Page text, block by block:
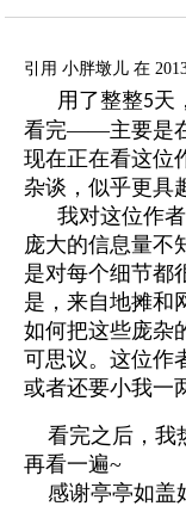
引用 小胖墩儿 在
用了整整5天
看完——主要是
现在正在看这位
杂谈，似乎更具
我对这位作
庞大的信息量不
是对每个细节都
是，来自地摊和
如何把这些庞杂
可思议。这位作
或者还要小我一
看完之后，我
再看一遍~
感谢亭亭如盖